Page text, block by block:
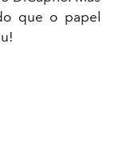
que o papel